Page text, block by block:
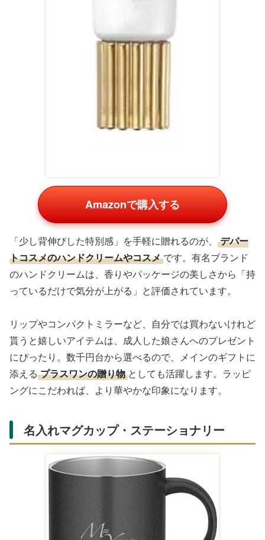
Amazonで購入する
「少し背伸びした特別感」を手軽に贈れるのが、
デパー
トコスメのハンドクリームやコスメ です。有名ブランド
のハンドクリームは、香りやパッケージの美しさから「持
っているだけで気分が上がる」と評価されています。
リップやコンパクトミラーなど、自分では買わないけれど
貰うと嬉しいアイテムは、成人した娘さんへのプレゼント
にぴったり。数千円台から選べるので、メインのギフトに
添える プラスワンの贈り物 としても活躍します。ラッピ
ングにこだわれば、より華やかな印象になります。
名入れマグカップ・ステーショナリー